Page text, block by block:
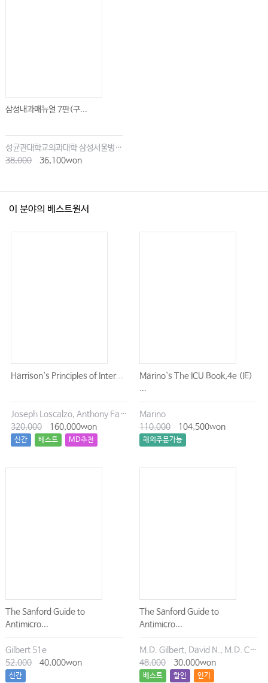
삼성내과매뉴얼 7판(구...
성균관대학교의과대학 삼성서울병원내과
38,000
36,100won
이 분야의 베스트원서
Harrison`s Principles of Inter...
Joseph Loscalzo, Anthony Fauci, Dennis Kasper, Stephen Hauser, Dan Longo, J. Larry Jameson
320,000
160,000won
신간 베스트 MD추천
Marino`s The ICU Book,4e (IE)
...
Marino
110,000
104,500won
해외주문가능
The Sanford Guide to
Antimicro...
Gilbert 51e
52,000
40,000won
신간
The Sanford Guide to
Antimicro...
M.D. Gilbert, David N., M.D. Chambers, Henry F., M.D. Eliopoulos, George M., M.D. Saag, Michael S., M.D. Pavia, Andrew T.
48,000
30,000won
베스트 할인 인기